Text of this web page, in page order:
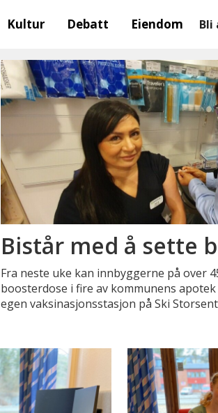
Kultur Debatt Eiendom Bli
Bistår med å sette
Fra neste uke kan innbyggerne på over
boosterdose i fire av kommunens
egen vaksinasjonsstasjon på Ski